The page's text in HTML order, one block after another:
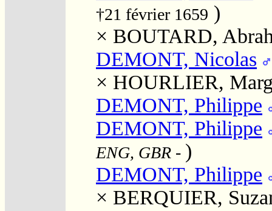
†21 février 1659 )
× BOUTARD,
DEMONT, Nicolas
× HOURLIER,
DEMONT, Philippe
DEMONT, Philippe
ENG, GBR - )
DEMONT, Philippe
× BERQUIER,